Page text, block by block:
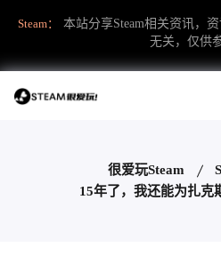
Steam：
本站分享Steam相关资讯，
无关，仅供
很爱玩Steam
15年了，我还能为扎克